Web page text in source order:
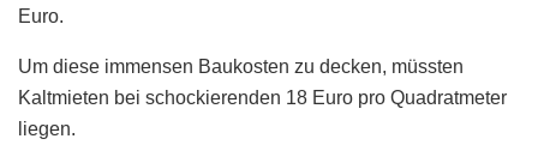
Euro.
Um diese immensen Baukosten zu decken, müssten
Kaltmieten bei schockierenden 18 Euro pro Quadratmeter
liegen.